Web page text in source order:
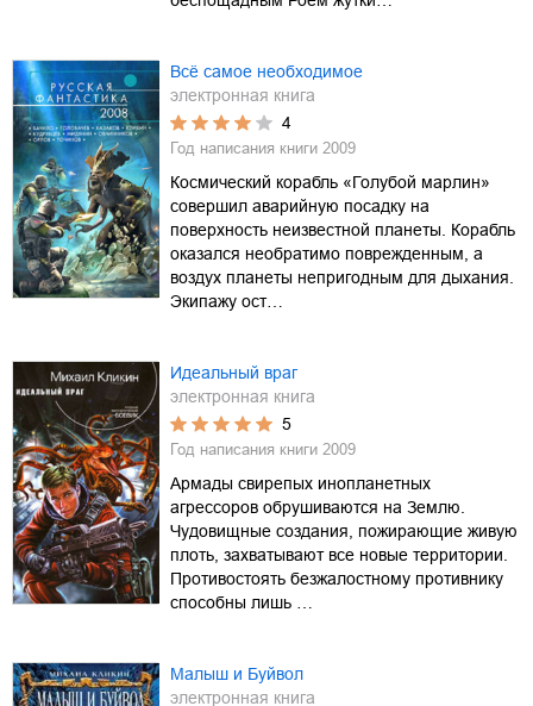
Всё самое необходимое
электронная книга
4
Год написания книги 2009
Космический корабль «Голубой марлин»
совершил аварийную посадку на
поверхность неизвестной планеты. Корабль
оказался необратимо поврежденным, а
воздух планеты непригодным для дыхания.
Экипажу ост…
Идеальный враг
электронная книга
5
Год написания книги 2009
Армады свирепых инопланетных
агрессоров обрушиваются на Землю.
Чудовищные создания, пожирающие живую
плоть, захватывают все новые территории.
Противостоять безжалостному противнику
способны лишь …
Малыш и Буйвол
электронная книга